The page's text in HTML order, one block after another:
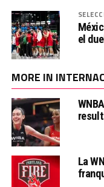
el
MORE IN
La